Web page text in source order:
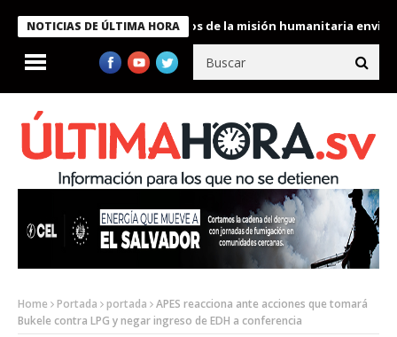
NOTICIAS DE ÚLTIMA HORA
condecora a miembros de la misión humanitaria enviada a
Home Portada portada
APES reacciona ante acciones que tomará
Bukele contra LPG y negar ingreso de EDH a conferencia